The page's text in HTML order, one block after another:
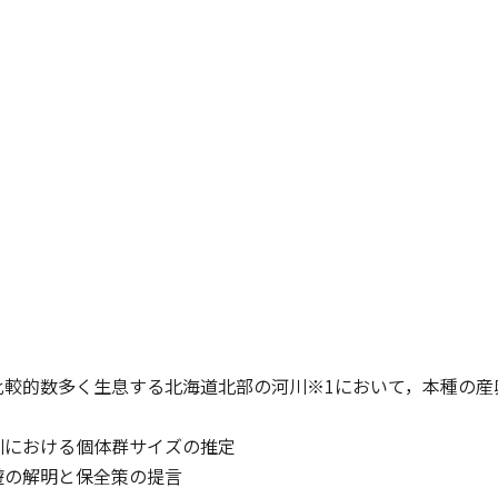
的数多く生息する北海道北部の河川※1において，本種の
おける個体群サイズの推定
解明と保全策の提言